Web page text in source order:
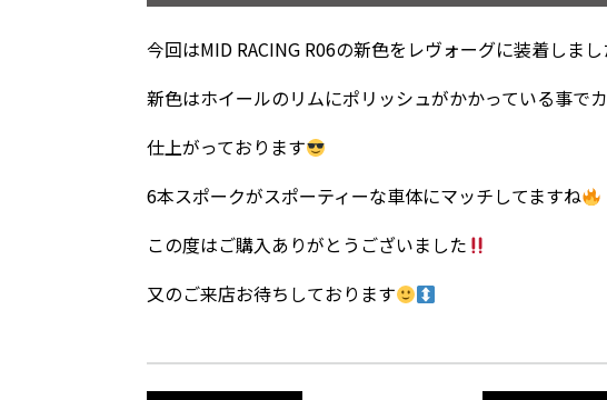
今回はMID RACING R06の新色をレヴォーグに装着しまし
新色はホイールのリムにポリッシュがかかっている事で
仕上がっております
6本スポークがスポーティーな車体にマッチしてますね
この度はご購入ありがとうございました
又のご来店お待ちしております